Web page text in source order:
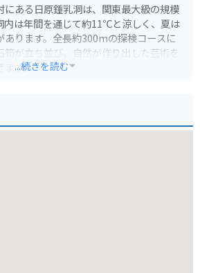
にある日原鍾乳洞は、関東最大級の規模
内は年間を通じて約11℃と涼しく、夏は
あります。全長約300mの探検コースに
筍が立ち並び、自然が作り出した芸術を
ます。
ほどです。バイクで行く場合は、奥多
すすめです。駐車場から鍾乳洞までは
...続きを読む